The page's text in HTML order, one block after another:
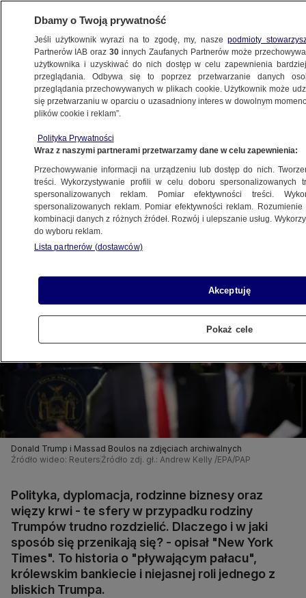
ŚWIAT
Dziennikarze prześwietlili "Abu Tiffany"
Zespół autorów
19.09.2025, 19:19
Posłuchaj artykułu
Czyta lektor AI
Donald Trump i Massad Boulos na zdjęciach archiwalnych
Źródło wideo: Reuters Źródło zdj. gł.: Andrew Kelly /EPA/PAP
Polityka, dyplomacja, rodzinne biznesy oraz
więzy krwi - te sfery w przypadku rodziny
Trumpów trudno rozdzielić. Dlaczego i w jaki
sposób się przenikają się? - opisał "New York
Times". To historia o "pływającym pałacu",
królewskim bankiecie i niejasnej roli jednego z
bliskich Trumpa.
Dbamy o Twoją prywatność
Jeśli użytkownik wyrazi na to zgodę, my, naszepodmioty
Partnerów IAB oraz30 innych Zaufanych Partnerów może
użytkownika i uzyskiwać do nich dostęp w celu zapewnienia
przeglądania. Odbywa się to poprzez przetwarzanie danych
przeglądania przechowywanych w plikach cookie. Użytkownik może
się przetwarzaniu w oparciu o uzasadniony interes w dowolnym
plików cookie i reklam”.
Polityka Prywatności
Wraz z naszymi partnerami przetwarzamy dane w celu zapewnienia:
Przechowywanie informacji na urządzeniu lub dostęp do nich.
treści. Wykorzystywanie profili w celu doboru spersonalizowanych
spersonalizowanych reklam. Pomiar efektywności treści.
spersonalizowanych reklam. Pomiar efektywności reklam.
kombinacji danych z różnych źródeł. Rozwój i ulepszanie usług.
do wyboru reklam.
Lista partnerów (dostawców)
Akceptuję
Pokaż cele